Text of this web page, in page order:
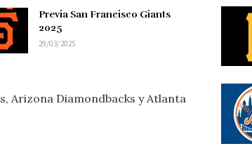
Previa San Francisco Giants
2025
29/03/2025
Arizona Diamondbacks y Atlanta